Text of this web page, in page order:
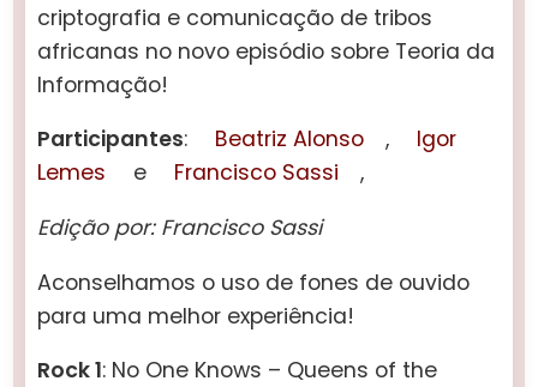
criptografia e comunicação de tribos
africanas no novo episódio sobre Teoria da
Informação!
Participantes: Beatriz Alonso ,
Igor
Lemes
e Francisco Sassi
,
Edição por: Francisco Sassi
Aconselhamos o uso de fones de ouvido
para uma melhor experiência!
Rock 1: No One Knows – Queens of the